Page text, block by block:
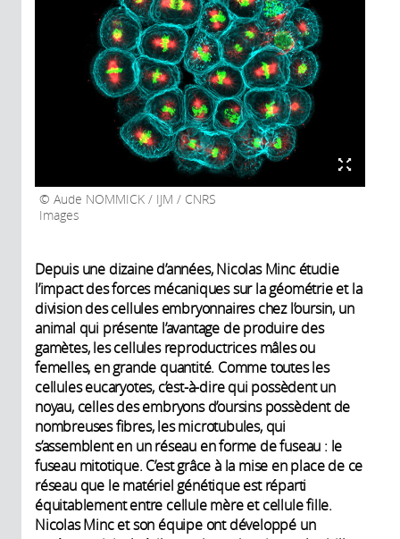
Aude NOMMICK / IJM / CNRS
Images
Depuis une dizaine d’années, Nicolas Minc étudie
l’impact des forces mécaniques sur la géométrie et la
division des cellules embryonnaires chez l’oursin, un
animal qui présente l’avantage de produire des
gamètes, les cellules reproductrices mâles ou
femelles, en grande quantité. Comme toutes les
cellules eucaryotes, c’est-à-dire qui possèdent un
noyau, celles des embryons d’oursins possèdent de
nombreuses fibres, les microtubules, qui
s’assemblent en un réseau en forme de fuseau : le
fuseau mitotique. C’est grâce à la mise en place de ce
réseau que le matériel génétique est réparti
équitablement entre cellule mère et cellule fille.
Nicolas Minc et son équipe ont développé un